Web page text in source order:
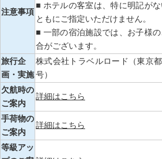
注意事項
■ ホテルの客室は、特に明記が
ともにご指定いただけません。
■ 一部の宿泊施設では、お子様
合がございます。
旅行企
画・実施
株式会社トラベルロード（東京
号）
欠航時の
ご案内
詳細はこちら
手荷物の
ご案内
詳細はこちら
等級アッ